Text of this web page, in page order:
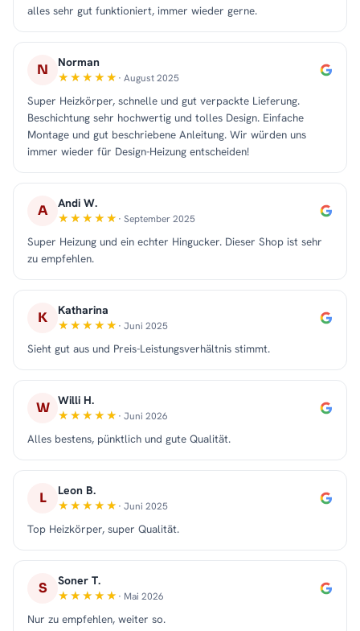
alles sehr gut funktioniert, immer wieder gerne.
N Norman
· August 2025
Super Heizkörper, schnelle und gut verpackte Lieferung.
Beschichtung sehr hochwertig und tolles Design. Einfache
Montage und gut beschriebene Anleitung. Wir würden uns
immer wieder für Design-Heizung entscheiden!
A Andi W.
· September 2025
Super Heizung und ein echter Hingucker. Dieser Shop ist sehr
zu empfehlen.
K Katharina
· Juni 2025
Sieht gut aus und Preis-Leistungsverhältnis stimmt.
W Willi H.
· Juni 2026
Alles bestens, pünktlich und gute Qualität.
L Leon B.
· Juni 2025
Top Heizkörper, super Qualität.
S Soner T.
· Mai 2026
Nur zu empfehlen, weiter so.